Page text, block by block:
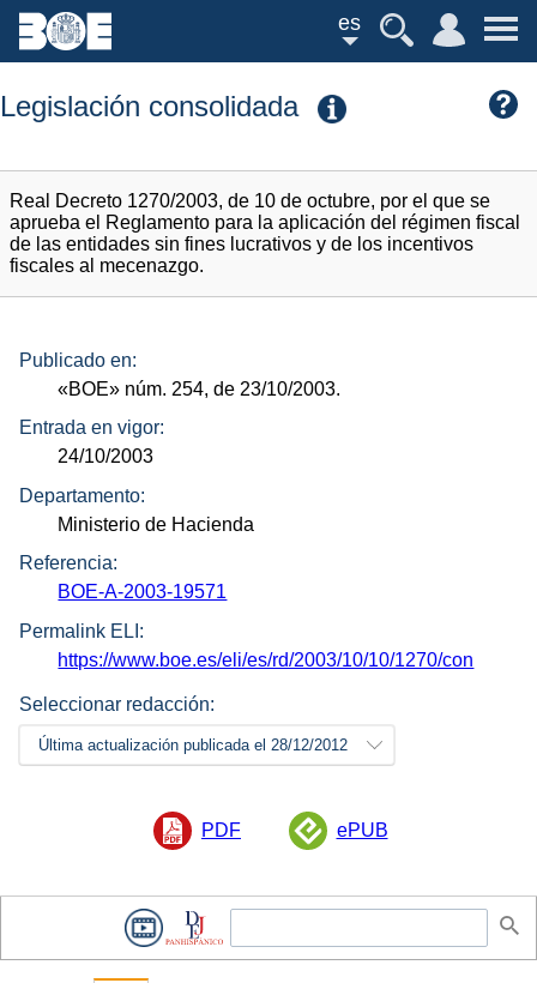
es
Legislación consolidada
Real Decreto 1270/2003, de 10 de octubre, por el que se
aprueba el Reglamento para la aplicación del régimen fiscal
de las entidades sin fines lucrativos y de los incentivos
fiscales al mecenazgo.
Publicado en:
«BOE» núm. 254, de 23/10/2003.
Entrada en vigor:
24/10/2003
Departamento:
Ministerio de Hacienda
Referencia:
BOE-A-2003-19571
Permalink ELI:
https://www.boe.es/eli/es/rd/2003/10/10/1270/con
Seleccionar redacción:
Última actualización publicada el 28/12/2012
PDF ePUB